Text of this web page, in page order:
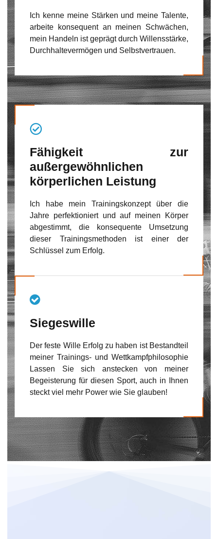
Ich kenne meine Stärken und meine Talente,
arbeite konsequent an meinen Schwächen,
mein Handeln ist geprägt durch Willensstärke,
Durchhaltevermögen und Selbstvertrauen.
Fähigkeit zur
außergewöhnlichen
körperlichen Leistung
Ich habe mein Trainingskonzept über die
Jahre perfektioniert und auf meinen Körper
abgestimmt, die konsequente Umsetzung
dieser Trainingsmethoden ist einer der
Schlüssel zum Erfolg.
Siegeswille
Der feste Wille Erfolg zu haben ist Bestandteil
meiner Trainings- und Wettkampfphilosophie
Lassen Sie sich anstecken von meiner
Begeisterung für diesen Sport, auch in Ihnen
steckt viel mehr Power wie Sie glauben!